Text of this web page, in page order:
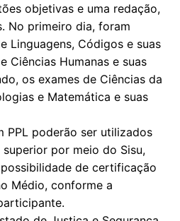
objetivas e uma redação,
No primeiro dia, foram
Linguagens, Códigos e suas
Ciências Humanas e suas
os exames de Ciências da
e Matemática e suas
PPL poderão ser utilizados
por meio do Sisu,
de certificação
Médio, conforme a